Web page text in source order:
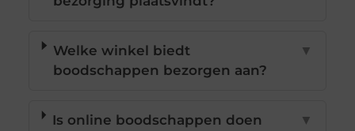
Welke winkel biedt
boodschappen bezorgen aan?
▼
Is online boodschappen doen
▼